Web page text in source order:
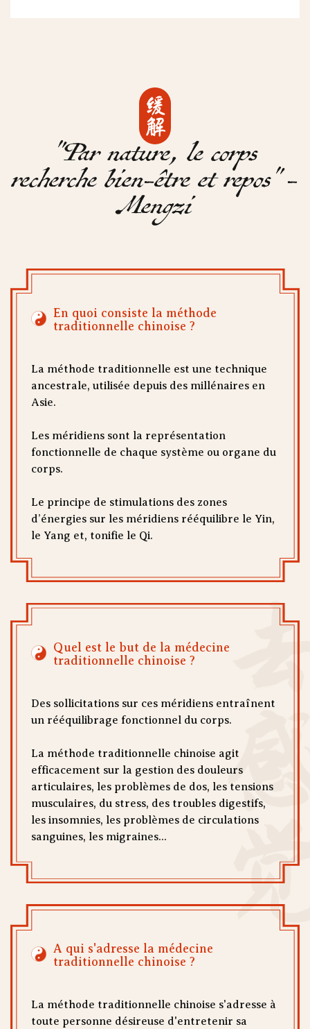
去
缓解
"Par nature, le corps
recherche bien-être et repos" -
Mengzi
En quoi consiste la méthode
traditionnelle chinoise ?
La méthode traditionnelle est une technique
ancestrale, utilisée depuis des millénaires en
Asie.
Les méridiens sont la représentation
fonctionnelle de chaque système ou organe du
corps.
Le principe de stimulations des zones
d’énergies sur les méridiens rééquilibre le Yin,
le Yang et, tonifie le Qi.
Quel est le but de la médecine
traditionnelle chinoise ?
Des sollicitations sur ces méridiens entraînent
un rééquilibrage fonctionnel du corps.
La méthode traditionnelle chinoise agit
efficacement sur la gestion des douleurs
articulaires, les problèmes de dos, les tensions
musculaires, du stress, des troubles digestifs,
les insomnies, les problèmes de circulations
sanguines, les migraines...
A qui s'adresse la médecine
traditionnelle chinoise ?
La méthode traditionnelle chinoise s'adresse à
toute personne désireuse d'entretenir sa